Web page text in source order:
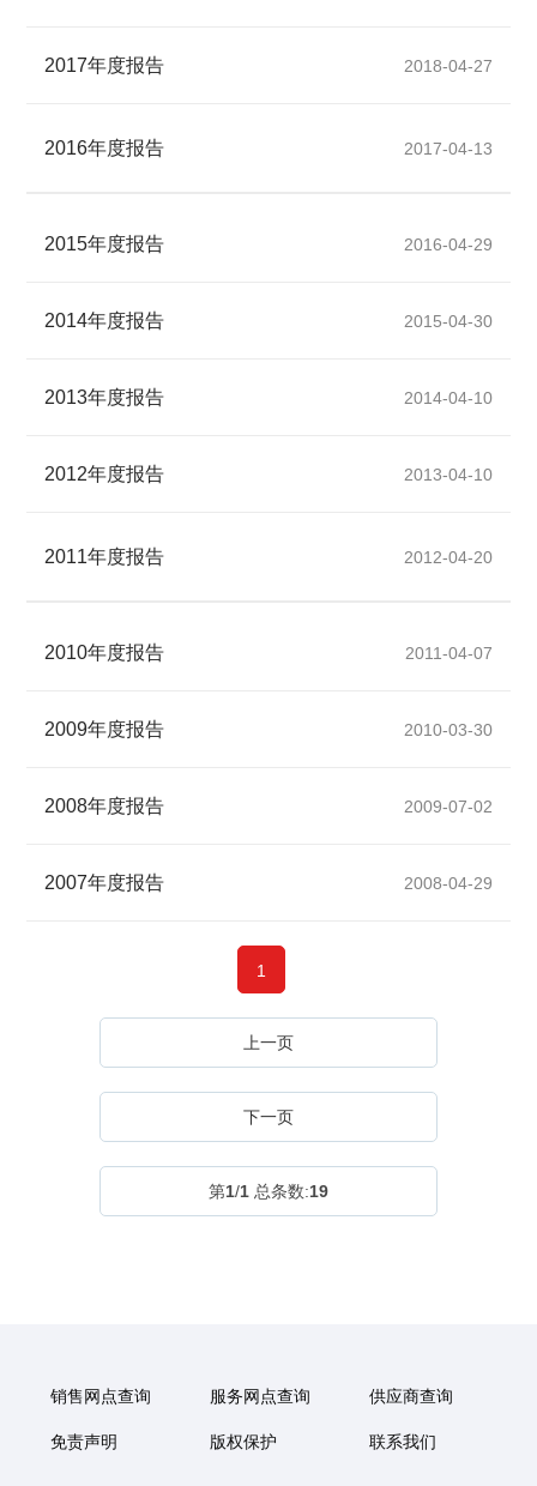
2017年度报告 2018-04-27
2016年度报告 2017-04-13
2015年度报告 2016-04-29
2014年度报告 2015-04-30
2013年度报告 2014-04-10
2012年度报告 2013-04-10
2011年度报告 2012-04-20
2010年度报告 2011-04-07
2009年度报告 2010-03-30
2008年度报告 2009-07-02
2007年度报告 2008-04-29
1
上一页
下一页
第1/1 总条数:19
销售网点查询 服务网点查询 供应商查询
免责声明 版权保护 联系我们